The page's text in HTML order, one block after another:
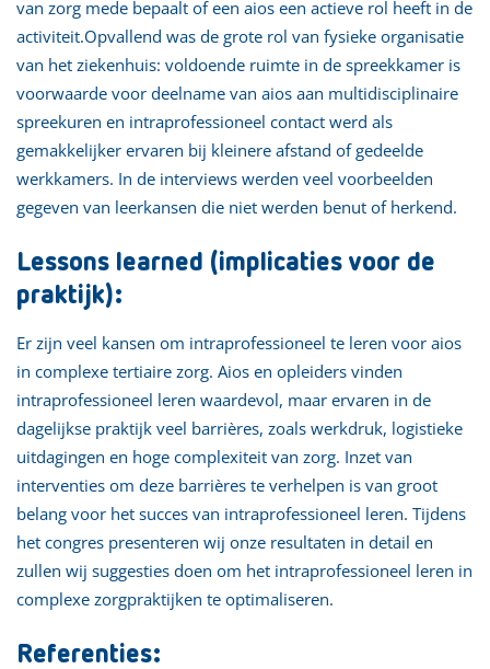
van zorg mede bepaalt of een aios een actieve rol heeft in de
activiteit.Opvallend was de grote rol van fysieke organisatie
van het ziekenhuis: voldoende ruimte in de spreekkamer is
voorwaarde voor deelname van aios aan multidisciplinaire
spreekuren en intraprofessioneel contact werd als
gemakkelijker ervaren bij kleinere afstand of gedeelde
werkkamers. In de interviews werden veel voorbeelden
gegeven van leerkansen die niet werden benut of herkend.
Lessons learned (implicaties voor de
praktijk):
Er zijn veel kansen om intraprofessioneel te leren voor aios
in complexe tertiaire zorg. Aios en opleiders vinden
intraprofessioneel leren waardevol, maar ervaren in de
dagelijkse praktijk veel barrières, zoals werkdruk, logistieke
uitdagingen en hoge complexiteit van zorg. Inzet van
interventies om deze barrières te verhelpen is van groot
belang voor het succes van intraprofessioneel leren. Tijdens
het congres presenteren wij onze resultaten in detail en
zullen wij suggesties doen om het intraprofessioneel leren in
complexe zorgpraktijken te optimaliseren.
Referenties: